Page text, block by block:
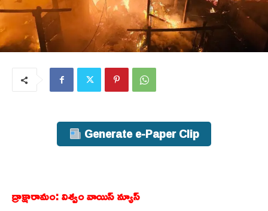
Generate e-Paper Clip
ద్రాక్షారామం: విశ్వం వాయిస్ న్యూస్